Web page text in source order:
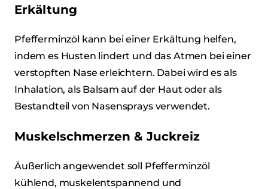
Erkältung
Pfefferminzöl kann bei einer Erkältung helfen,
indem es Husten lindert und das Atmen bei einer
verstopften Nase erleichtern. Dabei wird es als
Inhalation, als Balsam auf der Haut oder als
Bestandteil von Nasensprays verwendet.
Muskelschmerzen & Juckreiz
Äußerlich angewendet soll Pfefferminzöl
kühlend, muskelentspannend und